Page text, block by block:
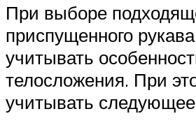
При выборе
приспущенного
учитывать
телосложения. При
учитывать